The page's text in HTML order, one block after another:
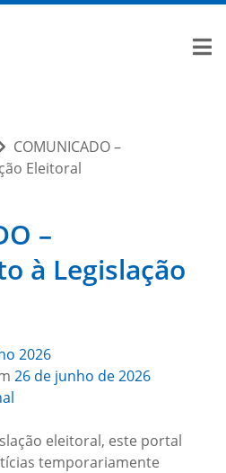
COMUNICADO –
Eleitoral
–
à Legislação
2026
26 de junho de 2026
eleitoral, este portal
temporariamente